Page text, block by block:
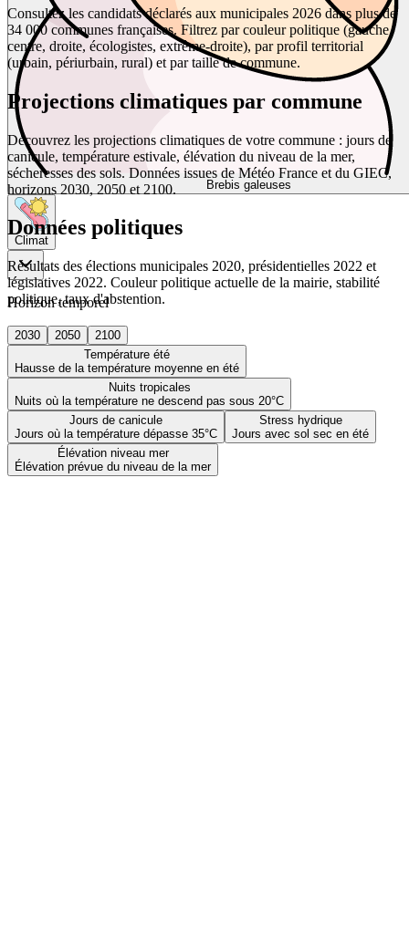
Brebis galeuses
Climat
Horizon temporel
2030 2050
2100
Température été
Hausse de la température moyenne en été
Nuits tropicales
Nuits où la température ne descend pas sous 20°C
Jours de canicule
Jours où la température dépasse 35°C
Stress hydrique
Jours avec sol sec en été
Élévation niveau mer
Élévation prévue du niveau de la mer
Consultez les candidats déclarés aux municipales 2026 dans plus de
34 000 communes françaises. Filtrez par couleur politique (gauche,
centre, droite, écologistes, extrême-droite), par profil territorial
(urbain, périurbain, rural) et par taille de commune.
Projections climatiques par commune
Découvrez les projections climatiques de votre commune : jours de
canicule, température estivale, élévation du niveau de la mer,
sécheresses des sols. Données issues de Météo France et du GIEC,
horizons 2030, 2050 et 2100.
Données politiques
Résultats des élections municipales 2020, présidentielles 2022 et
législatives 2022. Couleur politique actuelle de la mairie, stabilité
politique, taux d'abstention.